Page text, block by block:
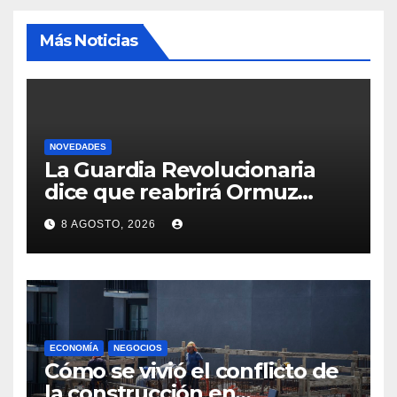
Más Noticias
NOVEDADES
La Guardia Revolucionaria
dice que reabrirá Ormuz
cuando EEUU acepte
condiciones de Irán
8 AGOSTO, 2026
ECONOMÍA NEGOCIOS
Cómo se vivió el conflicto de